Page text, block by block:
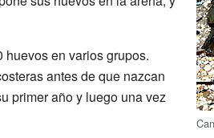
huevos en varios grupos.
antes de que nazcan
primer año y luego una vez